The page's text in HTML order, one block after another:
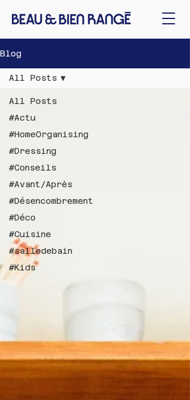
Blog
All Posts
#Actu
#HomeOrganising
#Dressing
#Conseils
#Avant/Après
#Désencombrement
#Déco
#Cuisine
#salledebain
#Kids
All Posts